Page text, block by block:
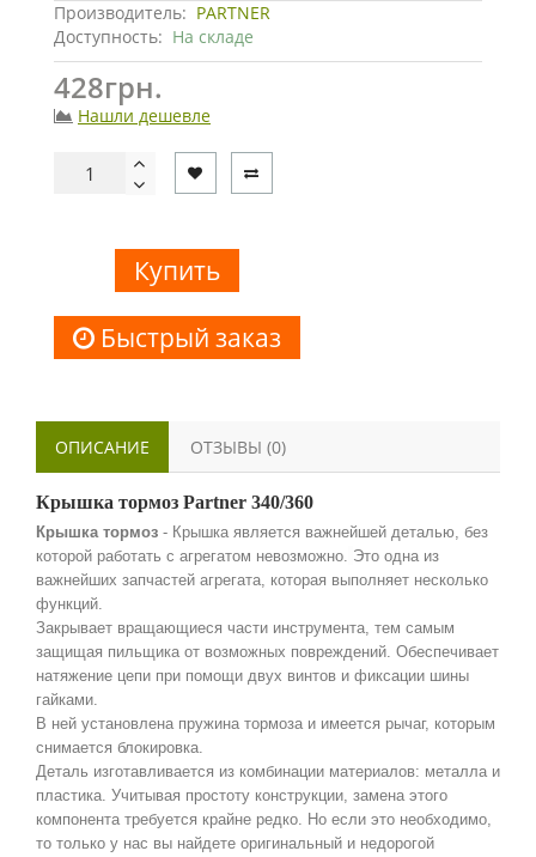
Производитель: PARTNER
Доступность: На складе
428грн.
Нашли дешевле
Купить
Быстрый заказ
ОПИСАНИЕ ОТЗЫВЫ (0)
Крышка тормоз Partner 340/360
Крышка тормоз - Крышка является важнейшей деталью, без
которой работать с агрегатом невозможно. Это одна из
важнейших запчастей агрегата, которая выполняет несколько
функций.
Закрывает вращающиеся части инструмента, тем самым
защищая пильщика от возможных повреждений. Обеспечивает
натяжение цепи при помощи двух винтов и фиксации шины
гайками.
В ней установлена пружина тормоза и имеется рычаг, которым
снимается блокировка.
Деталь изготавливается из комбинации материалов: металла и
пластика. Учитывая простоту конструкции, замена этого
компонента требуется крайне редко. Но если это необходимо,
то только у нас вы найдете оригинальный и недорогой